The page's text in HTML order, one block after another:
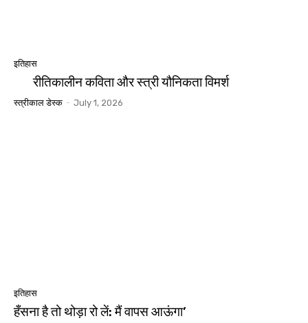
इतिहास
रीतिकालीन कविता और स्त्री यौनिकता विमर्श
स्त्रीकाल डेस्क - July 1, 2026
इतिहास
हँसना है तो थोड़ा रो लें: मैं वापस आऊंगा’